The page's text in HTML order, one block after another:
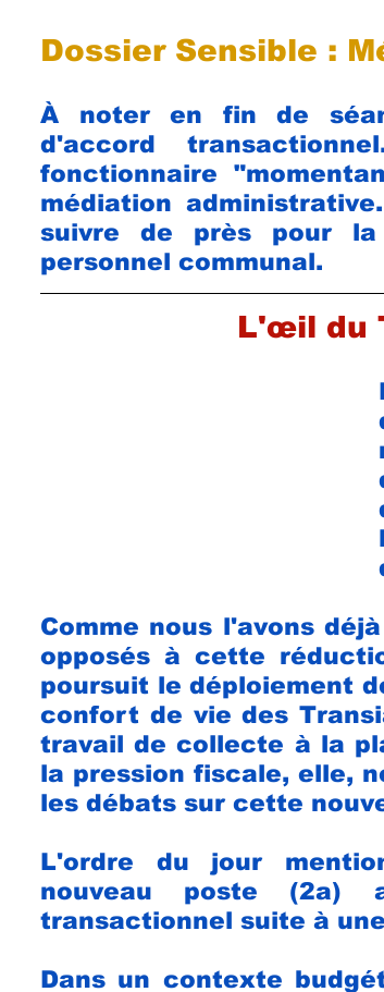
Dossier Sensible :
À noter en fin de
d'accord
fonctionnaire
médiation
suivre de près pour
personnel communal.
L'œil du
Comme nous l'avons
opposés à cette
poursuit le déploiement
confort de vie des
travail de collecte à la
la pression fiscale, elle,
les débats sur cette
L'ordre du jour
nouveau poste (2a)
transactionnel suite à
Dans un contexte